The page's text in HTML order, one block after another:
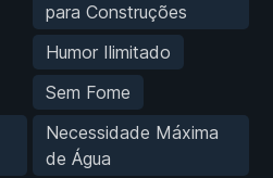
para Construções
Humor Ilimitado
Sem Fome
Necessidade Máxima
de Água